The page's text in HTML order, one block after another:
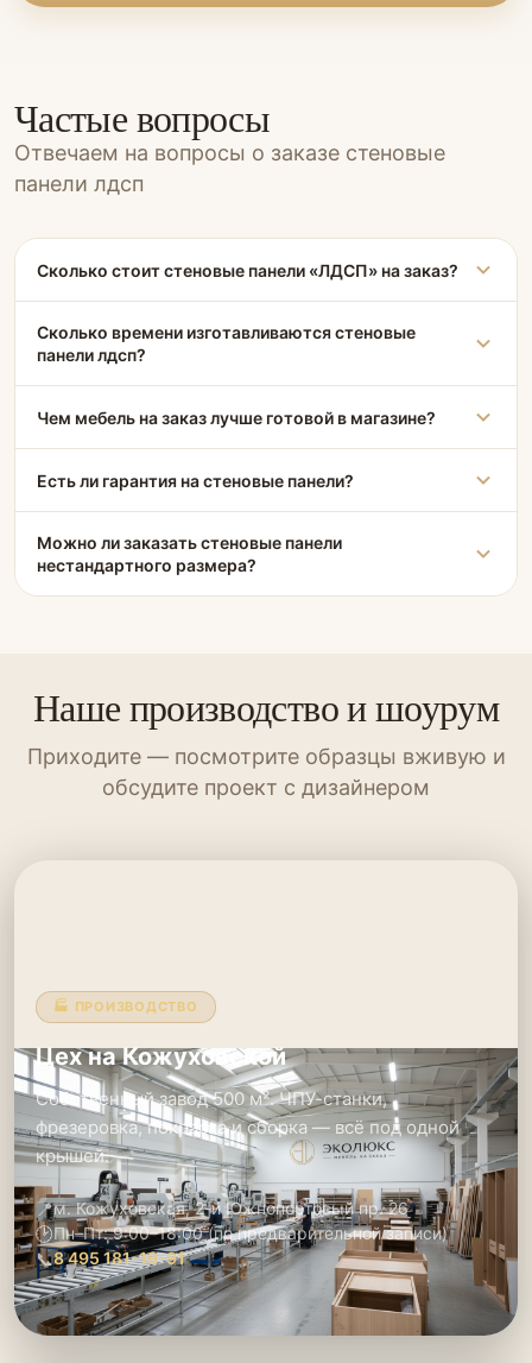
Частые вопросы
Отвечаем на вопросы о заказе стеновые
панели лдсп
Сколько стоит стеновые панели «ЛДСП» на заказ?
Сколько времени изготавливаются стеновые
панели лдсп?
Чем мебель на заказ лучше готовой в магазине?
Есть ли гарантия на стеновые панели?
Можно ли заказать стеновые панели
нестандартного размера?
Наше производство и шоурум
Приходите — посмотрите образцы вживую и
обсудите проект с дизайнером
🏭 ПРОИЗВОДСТВО
Цех на Кожуховской
Собственный завод 500 м². ЧПУ-станки,
фрезеровка, покраска и сборка — всё под одной
крышей.
📍м. Кожуховская, 2-й Южнопортовый пр. 26
🕑Пн–Пт: 9:00–18:00 (по предварительной записи)
📞8 495 181-19-91